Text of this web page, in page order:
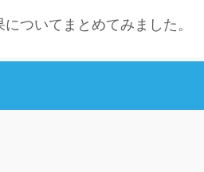
ついてまとめてみました。